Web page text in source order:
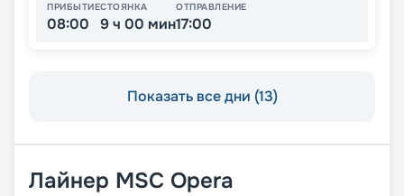
ПРИБЫТИЕ
08:00
СТОЯНКА
9 ч 00 мин
ОТПРАВЛЕНИЕ
17:00
Показать все дни (13)
Лайнер MSC Opera